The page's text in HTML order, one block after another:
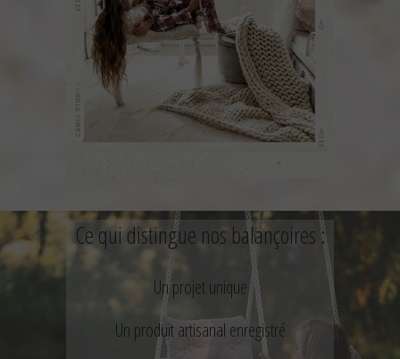
Ce qui distingue nos balançoires :
Un projet unique
Un produit artisanal enregistré